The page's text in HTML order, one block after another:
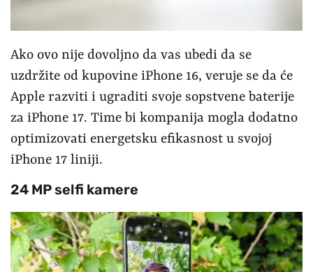
Ako ovo nije dovoljno da vas ubedi da se
uzdržite od kupovine iPhone 16, veruje se da će
Apple razviti i ugraditi svoje sopstvene baterije
za iPhone 17. Time bi kompanija mogla dodatno
optimizovati energetsku efikasnost u svojoj
iPhone 17 liniji.
24 MP selfi kamere